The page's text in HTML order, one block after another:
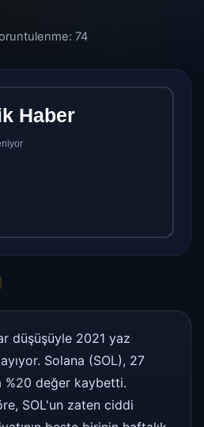
74
düşüşüyle ​​2021 yaz
Solana (SOL), 27
%20 değer kaybetti.
SOL'un zaten ciddi